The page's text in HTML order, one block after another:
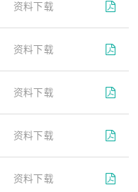
资料下载
资料下载
资料下载
资料下载
资料下载